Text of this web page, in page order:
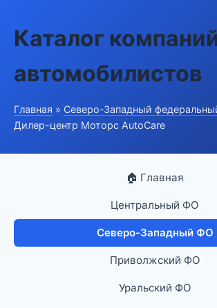
Каталог
автомобилистов
Главная » Северо-Западный
Дилер-центр Моторс AutoCare
🏠 Главная
Центральный ФО
Северо-Западный ФО
Приволжский ФО
Уральский ФО